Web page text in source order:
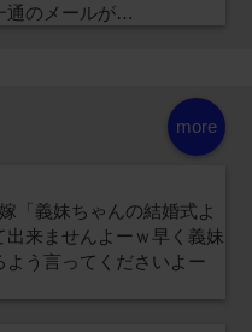
通のメールが…
more
「義妹ちゃんの結婚式よ
出来ませんよーｗ早く義妹
よう言ってくださいよー